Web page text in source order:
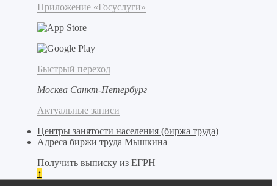
Приложение «Госуслуги»
Быстрый переход
Москва Санкт-Петербург
Актуальные записи
Центры занятости населения (биржа труда)
Адреса биржи труда Мышкина
Получить выписку из ЕГРН
↑